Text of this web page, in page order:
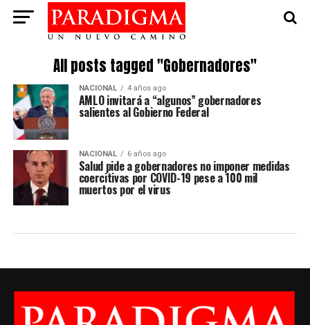
All posts tagged "Gobernadores"
NACIONAL 4 años ago
AMLO invitará a “algunos” gobernadores
salientes al Gobierno Federal
NACIONAL 6 años ago
Salud pide a gobernadores no imponer medidas
coercitivas por COVID-19 pese a 100 mil
muertos por el virus